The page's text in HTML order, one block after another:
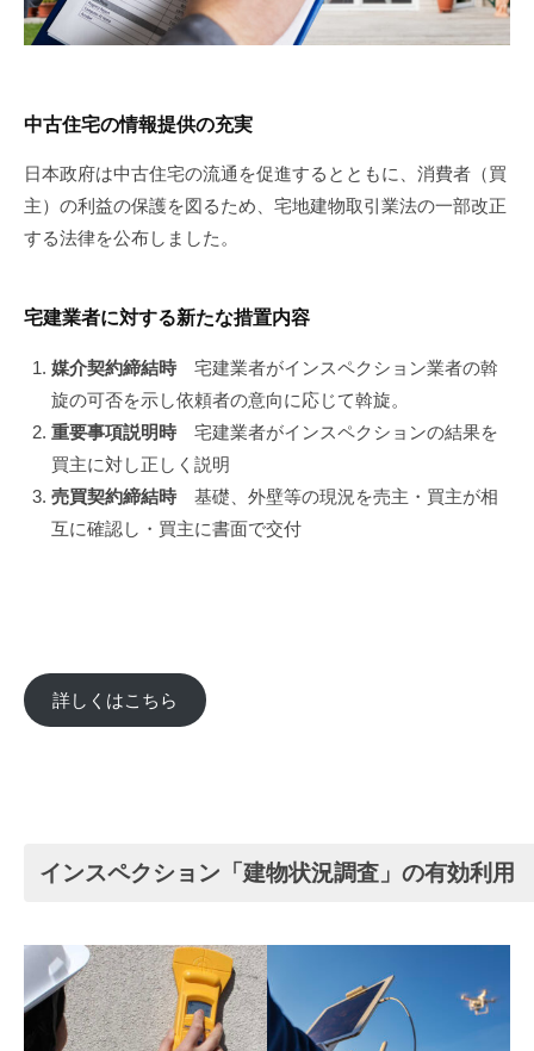
中古住宅の情報提供の充実
日本政府は中古住宅の流通を促進するとともに、消費者（買
主）の利益の保護を図るため、宅地建物取引業法の一部改正
する法律を公布しました。
宅建業者に対する新たな措置内容
媒介契約締結時宅建業者がインスペクション業者の斡
旋の可否を示し依頼者の意向に応じて斡旋。
重要事項説明時宅建業者がインスペクションの結果を
買主に対し正しく説明
売買契約締結時基礎、外壁等の現況を売主・買主が相
互に確認し・買主に書面で交付
詳しくはこちら
インスペクション「建物状況調査」の有効利用